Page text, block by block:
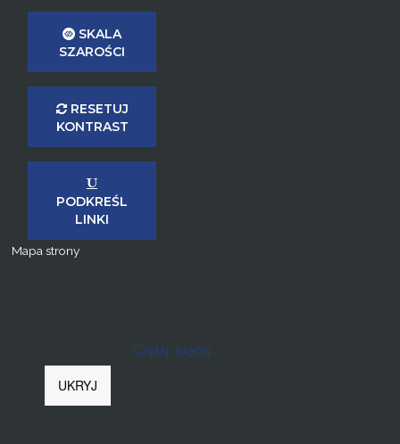
SKALA
SZAROŚCI
RESETUJ
KONTRAST
PODKREŚL
LINKI
Mapa strony
Czytaj więcej...